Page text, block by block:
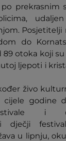
prekrasnim
Posjetitelji
do
89 otoka koji
ljepoti i
živo
godine
i
dječji
u lipnju,